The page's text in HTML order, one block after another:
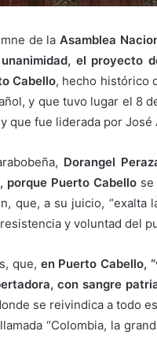
de laAsamblea
el proyecto
Cabello, hecho histórico
y que tuvo lugar el 8
que fue liderada por José
Dorangel
porque Puerto Cabellose
que, a su juicio, “exalta
y voluntad del
que, en Puerto Cabello,
con sangre
se reivindica a todo
“Colombia, la